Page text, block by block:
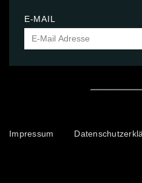
E-MAIL
Impressum